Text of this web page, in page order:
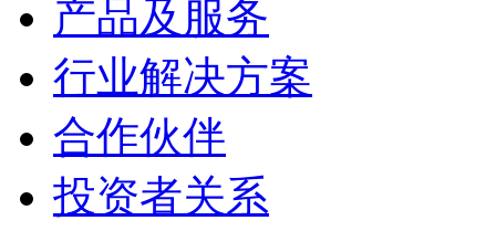
产品及服务
行业解决方案
合作伙伴
投资者关系